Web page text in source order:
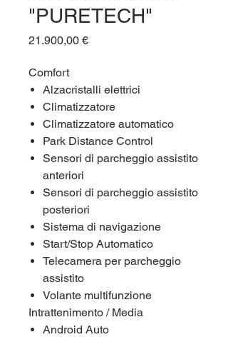
"PURETECH"
21.900,00 €Prezzo
Comfort
Alzacristalli elettrici
Climatizzatore
Climatizzatore automatico
Park Distance Control
Sensori di parcheggio assistito
anteriori
Sensori di parcheggio assistito
posteriori
Sistema di navigazione
Start/Stop Automatico
Telecamera per parcheggio
assistito
Volante multifunzione
Intrattenimento / Media
Android Auto